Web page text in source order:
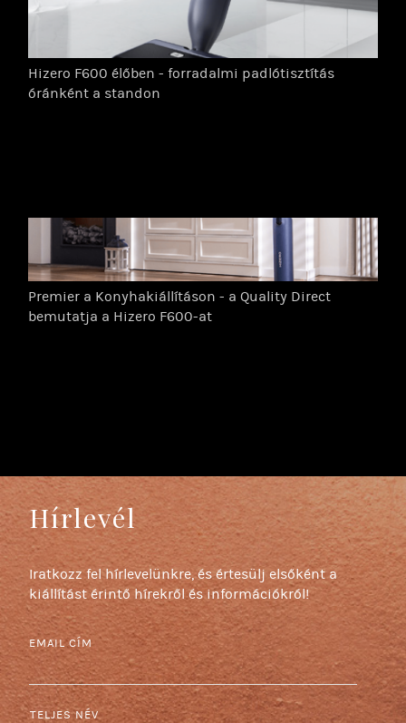
Hizero F600 élőben - forradalmi padlótisztítás
óránként a standon
Premier a Konyhakiállításon - a Quality Direct
bemutatja a Hizero F600-at
Hírlevél
Iratkozz fel hírlevelünkre, és értesülj elsőként a
kiállítást érintő hírekről és információkról!
EMAIL CÍM
TELJES NÉV